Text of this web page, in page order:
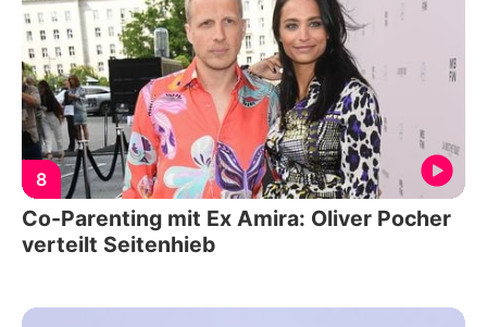
8
Co-Parenting mit Ex Amira: Oliver Pocher
verteilt Seitenhieb